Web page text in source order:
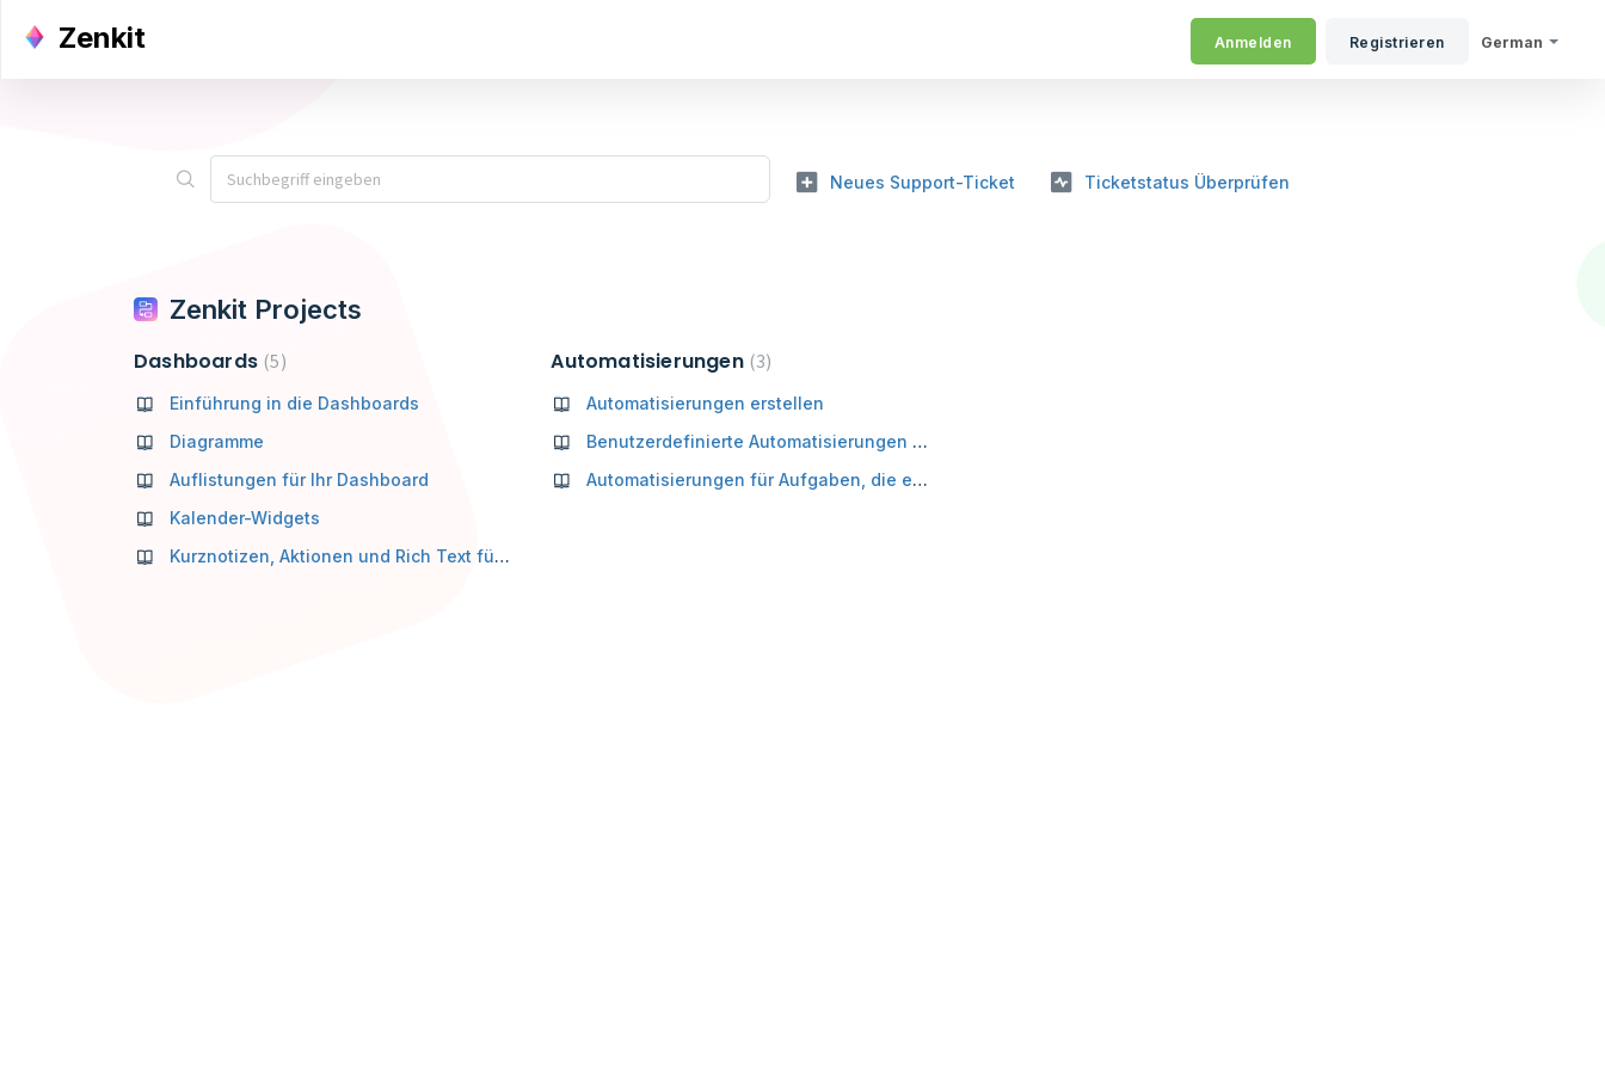
Zenkit German
Anmelden Registrieren
Neues Support-Ticket Ticketstatus Überprüfen
Zenkit Projects
Dashboards 5
Einführung in die Dashboards
Diagramme
Auflistungen für Ihr Dashboard
Kalender-Widgets
Kurznotizen, Aktionen und Rich Text für Ihr Dashboard
Automatisierungen 3
Automatisierungen erstellen
Benutzerdefinierte Automatisierungen erstellen
Automatisierungen für Aufgaben, die einem Filter entsprechen